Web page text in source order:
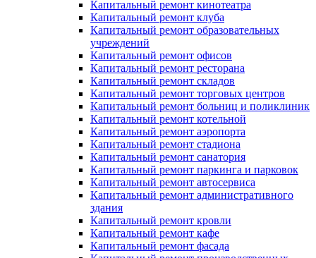
Капитальный ремонт кинотеатра
Капитальный ремонт клуба
Капитальный ремонт образовательных
учреждений
Капитальный ремонт офисов
Капитальный ремонт ресторана
Капитальный ремонт складов
Капитальный ремонт торговых центров
Капитальный ремонт больниц и поликлиник
Капитальный ремонт котельной
Капитальный ремонт аэропорта
Капитальный ремонт стадиона
Капитальный ремонт санатория
Капитальный ремонт паркинга и парковок
Капитальный ремонт автосервиса
Капитальный ремонт административного
здания
Капитальный ремонт кровли
Капитальный ремонт кафе
Капитальный ремонт фасада